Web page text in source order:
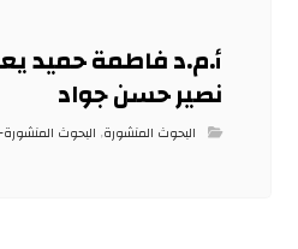
أ.م.د فاطمة حميد
نصير حسن جواد
البحوث المنشورة, البحوث